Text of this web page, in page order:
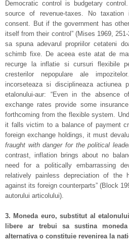
Democratic control is budgetary
source of revenue-taxes. No taxation
consent. But if the government has
itself from their control” (Mises 1969,
sa spuna adevarul propriilor cetateni
schimb fixe. De aceea este atat de
recurge la inflatie si cursuri flexibile
cresterilor nepopulare ale
incorseteaza si disciplineaza actiunea
etalonului-aur: “Even in the absence
exchange rates provide some
forthcoming from the flexible system.
it falls victim to a balance of payment
foreign exchange holdings, it must
fraught with danger for the political
contrast, inflation brings about no
need for a politically embarrassing
relatively painless depreciation of the
against its foreign counterparts” (Block
autorului articolului).
3. Moneda euro, substitut al
libere ar trebui sa sustina
alternativa o constituie revenirea la